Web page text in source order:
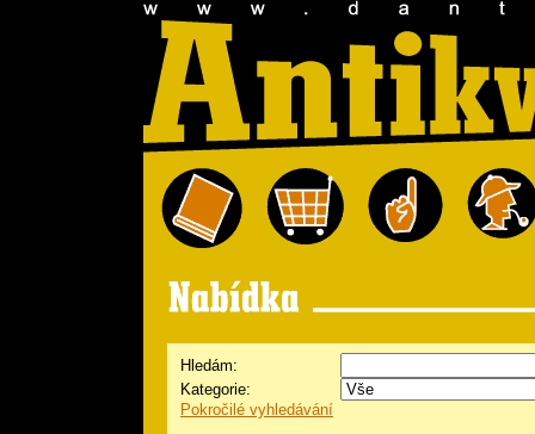
Hledám:
Kategorie:
Pokročilé vyhledávání